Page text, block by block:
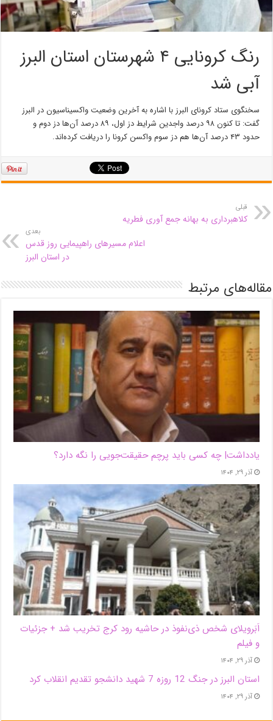
رنگ کرونایی ۴ شهرستان استان البرز
آبی شد
سخنگوی ستاد کرونای البرز با اشاره به آخرین وضعیت واکسیناسیون در البرز
گفت: تا کنون ۹۸ درصد واجدین شرایط دز اول، ۸۹ درصد آن‌ها دز دوم و
حدود ۴۳ درصد آن‌ها هم دز سوم واکسن کرونا را دریافت کرده‌اند.
قبلی
کلاهبرداری به بهانه جمع آوری فطریه
بعدی
اعلام مسیرهای راهپیمایی روز قدس
در استان البرز
مقاله‌های مرتبط
یادداشت| ‌چه کسی باید پرچم حقیقت‌جویی را نگه دارد؟
آذر ۲۹, ۱۴۰۴
اَبَر‌ویلای شخص ذی‌نفوذ در حاشیه‌ رود کرج تخریب شد + جزئیات
و فیلم
آذر ۲۹, ۱۴۰۴
استان البرز در جنگ 12 روزه 7 شهید دانشجو تقدیم انقلاب کرد
آذر ۲۹, ۱۴۰۴